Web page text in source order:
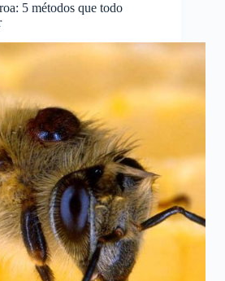
5 métodos que todo